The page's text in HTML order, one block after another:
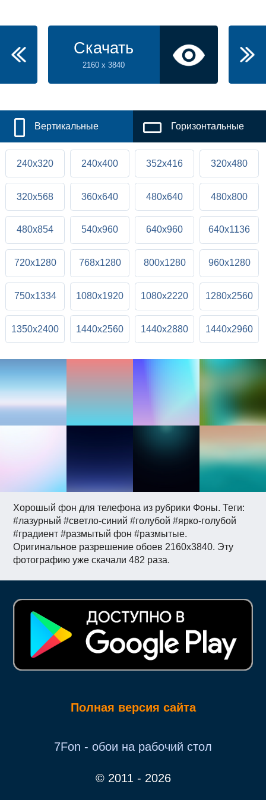
Хорошый фон для телефона из рубрики Фоны. Теги:
#лазурный #светло-синий #голубой #ярко-голубой
#градиент #размытый фон #размытые.
Оригинальное разрешение обоев 2160x3840. Эту
фотографию уже скачали 482 раза.
Скачать
2160 x 3840
Вертикальные Горизонтальные
240x320 240x400 352x416 320x480
320x568 360x640 480x640 480x800
480x854 540x960 640x960 640x1136
720x1280 768x1280 800x1280 960x1280
750x1334 1080x1920 1080x2220 1280x2560
1350x2400 1440x2560 1440x2880 1440x2960
Полная версия сайта
7Fon - обои на рабочий стол
© 2011 - 2026